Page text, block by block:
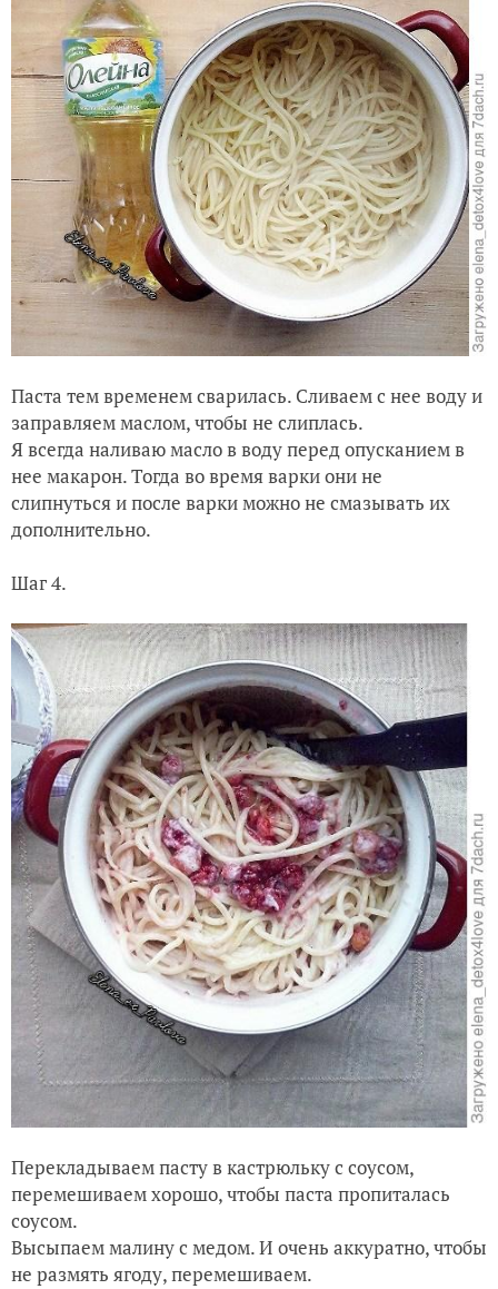
Паста тем временем сварилась. Сливаем с нее воду и
заправляем маслом, чтобы не слиплась.
Я всегда наливаю масло в воду перед опусканием в
нее макарон. Тогда во время варки они не
слипнуться и после варки можно не смазывать их
дополнительно.
Шаг 4.
Перекладываем пасту в кастрюльку с соусом,
перемешиваем хорошо, чтобы паста пропиталась
соусом.
Высыпаем малину с медом. И очень аккуратно, чтобы
не размять ягоду, перемешиваем.